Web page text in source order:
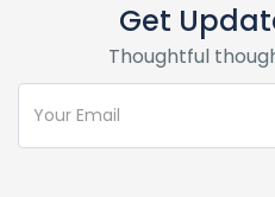
Get
Thoughtful